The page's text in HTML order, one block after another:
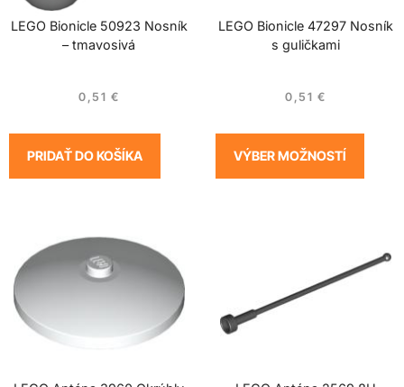
LEGO Bionicle 50923 Nosník
– tmavosivá
0,51 €
PRIDAŤ DO KOŠÍKA
LEGO Bionicle 47297 Nosník
s guličkami
0,51 €
VÝBER MOŽNOSTÍ